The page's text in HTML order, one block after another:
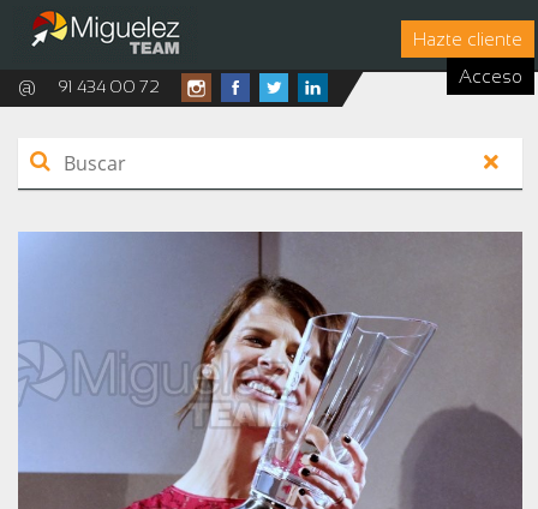
Hazte cliente
Acceso
@ 91 434 00 72